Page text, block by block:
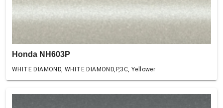
Honda NH603P
WHITE DIAMOND, WHITE DIAMOND,P,3C, Yellower